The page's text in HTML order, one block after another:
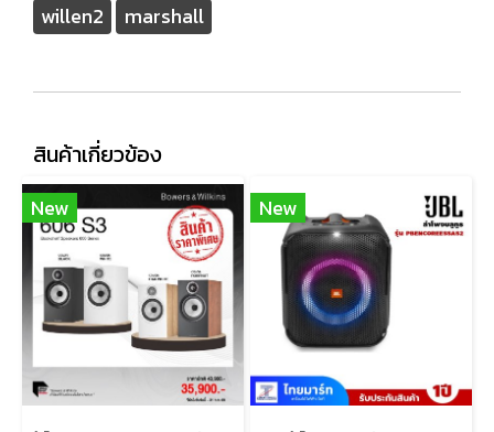
willen2
marshall
สินค้าเกี่ยวข้อง
New New